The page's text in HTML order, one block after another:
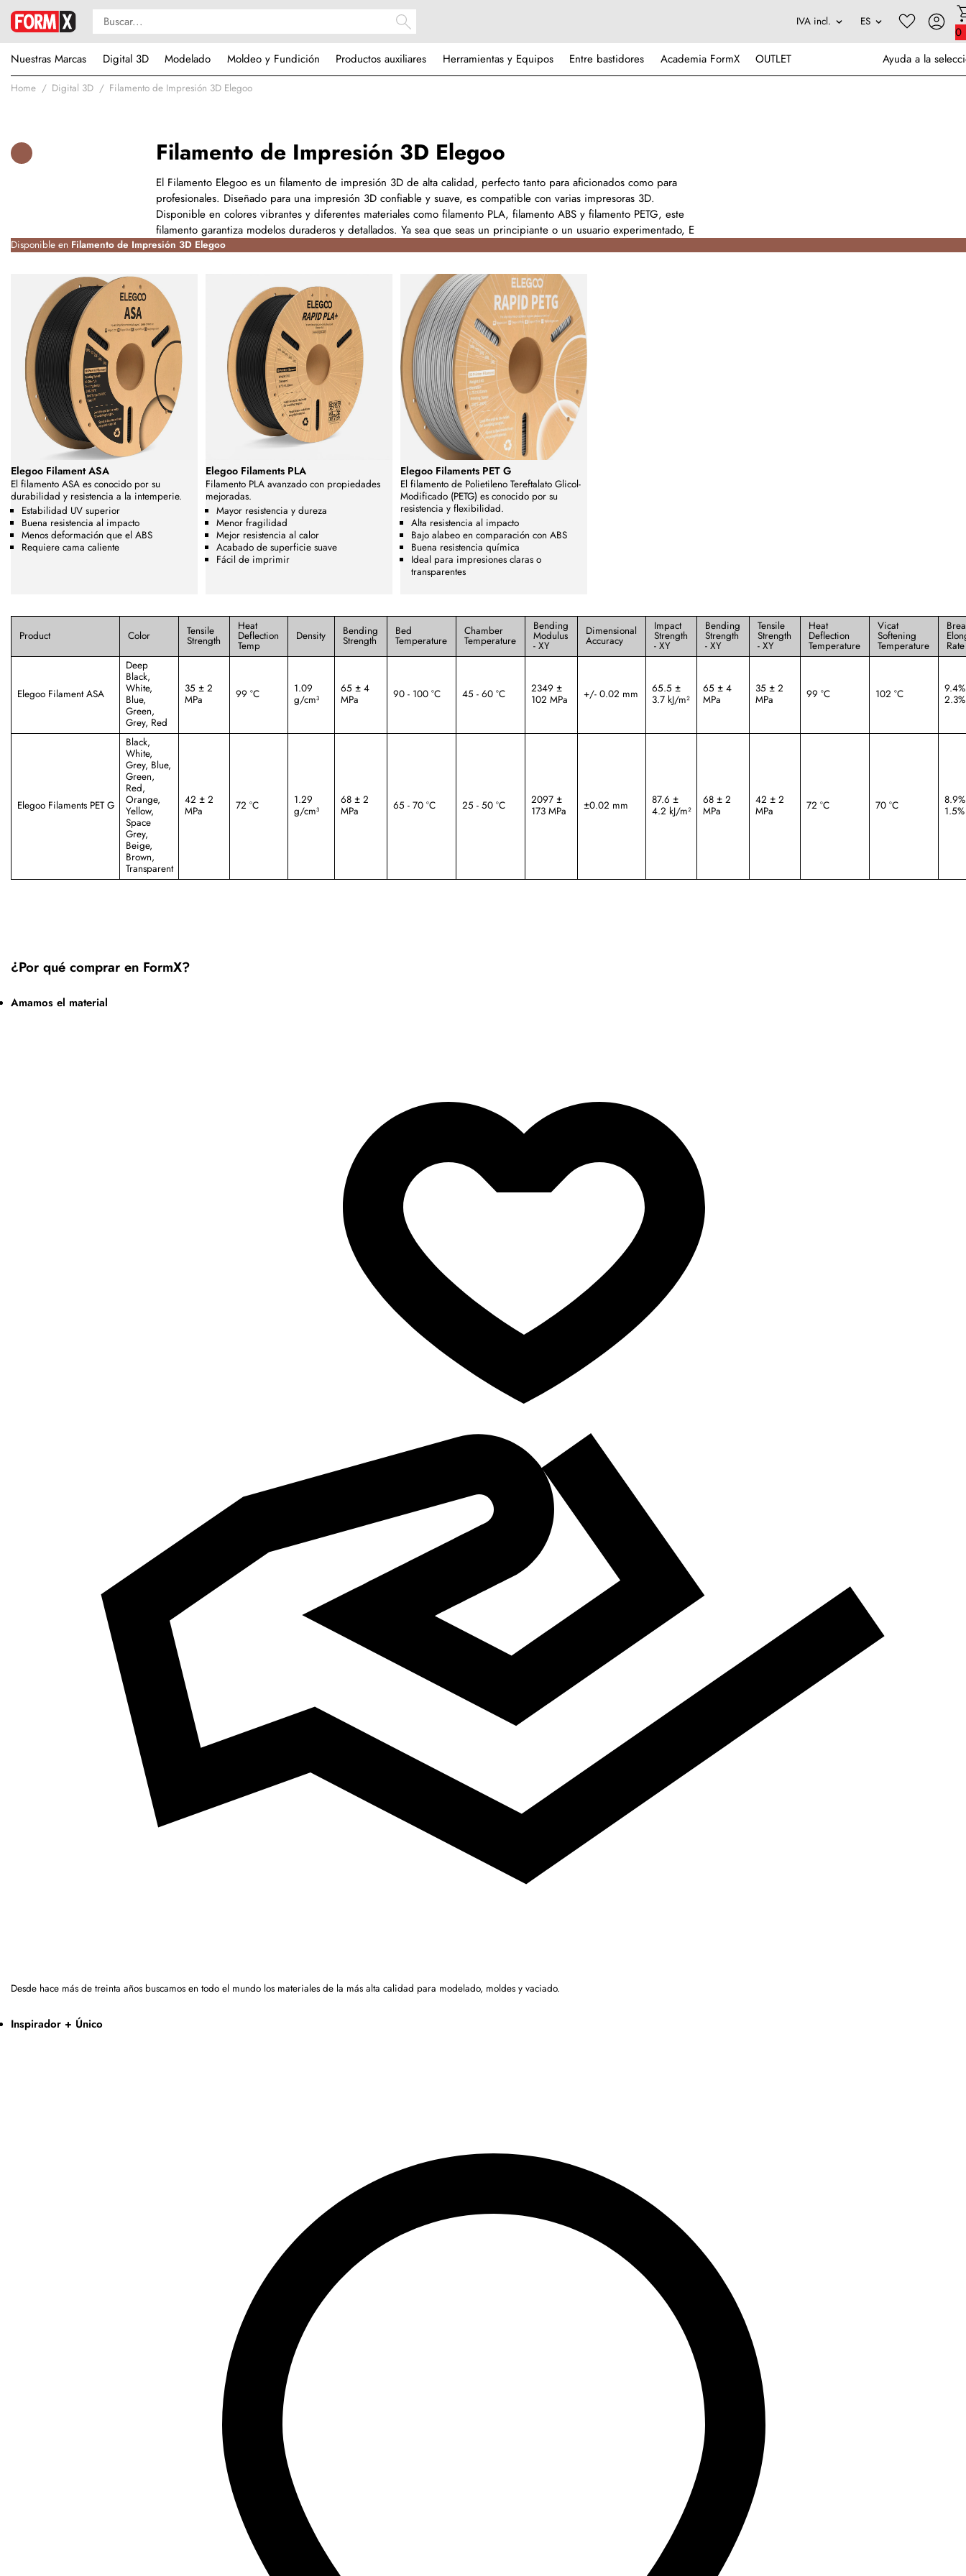
0
Nuestras Marcas
Digital 3D Modelado Moldeo y Fundición Productos auxiliares Herramientas y Equipos Entre bastidores Academia FormX OUTLET Ayuda a la
Home Digital 3D Filamento de Impresión 3D Elegoo
Filamento de Impresión 3D Elegoo
El Filamento Elegoo es un filamento de impresión 3D de alta calidad, perfecto tanto para aficionados como para
profesionales. Diseñado para una impresión 3D confiable y suave, es compatible con varias impresoras 3D.
Disponible en colores vibrantes y diferentes materiales como filamento PLA, filamento ABS y filamento PETG, este
filamento garantiza modelos duraderos y detallados. Ya sea que seas un principiante o un usuario experimentado, E
Disponible en Filamento de Impresión 3D Elegoo
Elegoo Filament ASA
El filamento ASA es conocido por su
durabilidad y resistencia a la intemperie.
Estabilidad UV superior
Buena resistencia al impacto
Menos deformación que el ABS
Requiere cama caliente
Elegoo Filaments PLA
Filamento PLA avanzado con propiedades
mejoradas.
Mayor resistencia y dureza
Menor fragilidad
Mejor resistencia al calor
Acabado de superficie suave
Fácil de imprimir
Elegoo Filaments PET G
El filamento de Polietileno Tereftalato Glicol-
Modificado (PETG) es conocido por su
resistencia y flexibilidad.
Alta resistencia al impacto
Bajo alabeo en comparación con ABS
Buena resistencia química
Ideal para impresiones claras o
transparentes
Product Color Tensile
Strength
Heat
Deflection
Temp
Density Bending
Strength
Bed
Temperature
Chamber
Temperature
Bending
Modulus
- XY
Dimensional
Accuracy
Impact
Strength
- XY
Bending
Strength
- XY
Tensile
Strength
- XY
Heat
Deflection
Temperature
Vicat
Softening
Temperature
Elegoo Filament ASA
Deep
Black,
White,
Blue,
Green,
Grey, Red
35 ± 2
MPa
99 °C
1.09
g/cm³
65 ± 4
MPa
90 - 100 °C 45 - 60 °C
2349 ±
102 MPa
+/- 0.02 mm
65.5 ±
3.7 kJ/m²
65 ± 4
MPa
35 ± 2
MPa
99 °C 102 °C
2.3%
Elegoo Filaments PET G
Black,
White,
Grey, Blue,
Green,
Red,
Orange,
Yellow,
Space
Grey,
Beige,
Brown,
Transparent
42 ± 2
MPa
72 °C
1.29
g/cm³
68 ± 2
MPa
65 - 70 °C 25 - 50 °C
2097 ±
173 MPa
±0.02 mm
87.6 ±
4.2 kJ/m²
68 ± 2
MPa
42 ± 2
MPa
72 °C 70 °C
1.5%
¿Por qué comprar en FormX?
Amamos el material
Desde hace más de treinta años buscamos en todo el mundo los materiales de la más alta calidad para modelado, moldes y vaciado.
Inspirador + Único